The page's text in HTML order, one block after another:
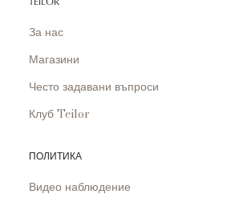
За нас
Магазини
Често задавани въпроси
Клуб Teilor
ПОЛИТИКА
Видео наблюдение